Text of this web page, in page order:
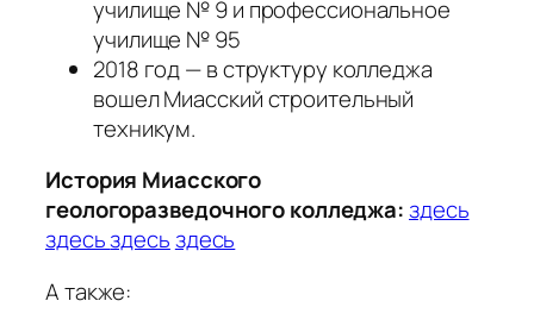
училище № 9 и профессиональное
училище № 95
2018 год — в структуру колледжа
вошел Миасский строительный
техникум.
История Миасского
геологоразведочного колледжа:здесь
здесьздесьздесь
А также: